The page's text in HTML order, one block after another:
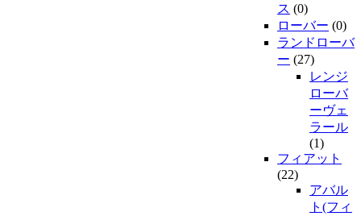
ス (0)
ローバー (0)
ランドローバ
ー (27)
レンジ
ローバ
ーヴェ
ラール
(1)
フィアット
(22)
アバル
ト(フィ